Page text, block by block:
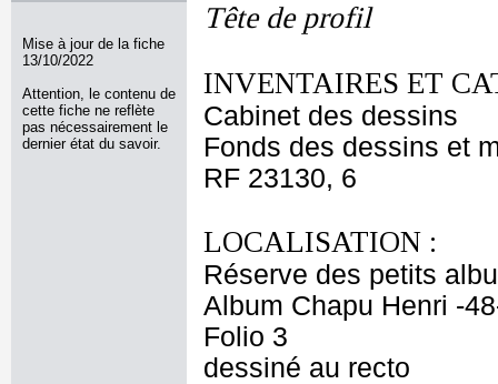
Mise à jour de la fiche
13/10/2022
Attention, le contenu de
cette fiche ne reflète
pas nécessairement le
dernier état du savoir.
Tête de profil
INVENTAIRES ET
Cabinet des dessins
Fonds des dessins et
RF 23130, 6
LOCALISATION :
Réserve des petits
Album Chapu Henri -
Folio 3
dessiné au recto